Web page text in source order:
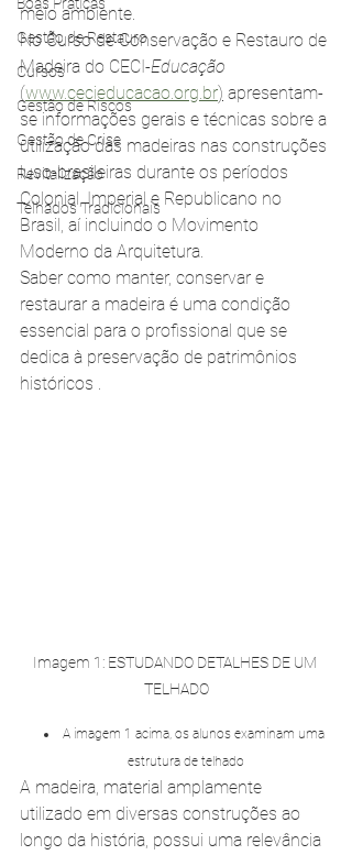
Gestão de Restauro
Cursos
Gestão de Riscos
Gestão de Crise
Revitalização
Telhados Tradicionais
meio ambiente.
No Curso de Conservação e Restauro de
Madeira do CECI-Educação
(www.cecieducacao.org.br) apresentam-
se informações gerais e técnicas sobre a
utilização das madeiras nas construções
luso-brasileiras durante os períodos
Colonial, Imperial e Republicano no
Brasil, aí incluindo o Movimento
Moderno da Arquitetura.
Saber como manter, conservar e
restaurar a madeira é uma condição
essencial para o profissional que se
dedica à preservação de patrimônios
históricos .
Imagem 1: ESTUDANDO DETALHES DE UM
TELHADO
A imagem 1 acima, os alunos examinam uma
estrutura de telhado
A madeira, material amplamente
utilizado em diversas construções ao
longo da história, possui uma relevância